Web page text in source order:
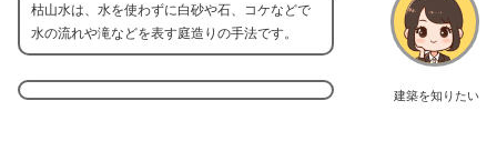
建築を知りたい
枯山水は、水を使わずに白砂や石、コケなどで
水の流れや滝などを表す庭造りの手法です。